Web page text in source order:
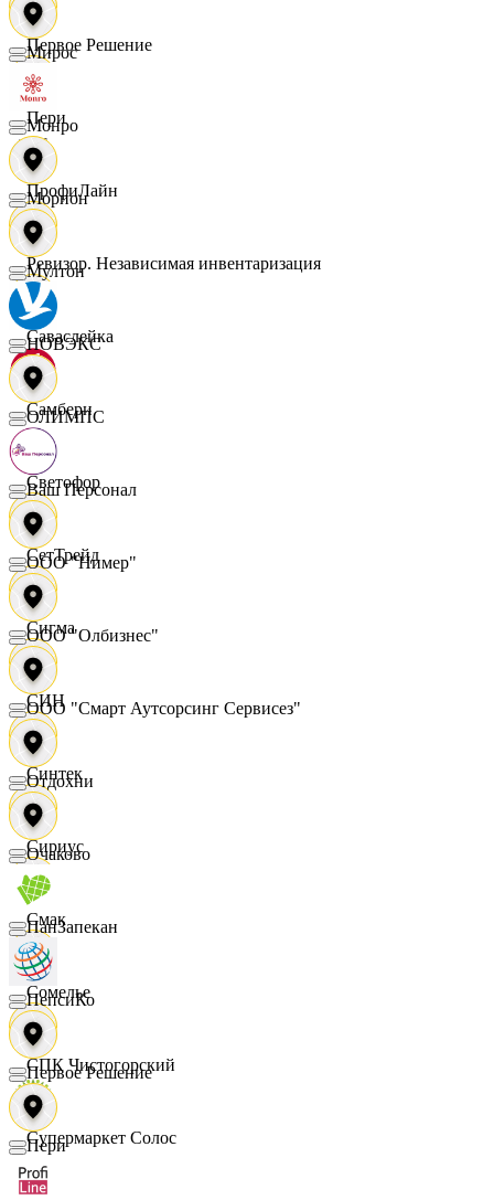
Первое Решение
Пери
ПрофиЛайн
Ревизор. Независимая инвентаризация
Саваслейка
Самбери
Светофор
СетТрейд
Сигма
СИН
Синтек
Сириус
Смак
Сомелье
СПК Чистогорский
Супермаркет Солос
Мирос
Монро
Морион
Мултон
НОВЭКС
ОЛИМПС
Ваш Персонал
ООО "Нимер"
ООО "Олбизнес"
ООО "Смарт Аутсорсинг Сервисез"
Отдохни
Очаково
ПанЗапекан
ПепсиКо
Первое Решение
Пери